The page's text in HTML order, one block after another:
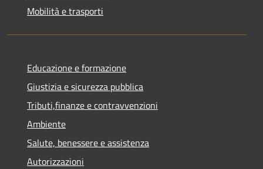
Mobilità e trasporti
Educazione e formazione
Giustizia e sicurezza pubblica
Tributi,finanze e contravvenzioni
Ambiente
Salute, benessere e assistenza
Autorizzazioni